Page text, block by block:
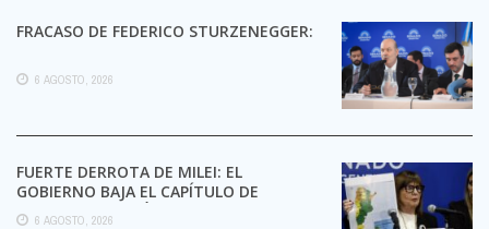
FRACASO DE FEDERICO STURZENEGGER:
6 AGOSTO, 2026
FUERTE DERROTA DE MILEI: EL
GOBIERNO BAJA EL CAPÍTULO DE
EXTRANJERIZACIÓN DE TIERRAS
6 AGOSTO, 2026